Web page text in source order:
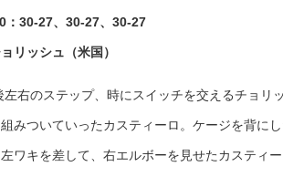
：30-27、30-27、30-27
リッシュ（米国）
右のステップ、時にスイッチを交えるチョリ
みついていったカスティーロ。ケージを背に
ワキを差して、右エルボーを見せたカスティ